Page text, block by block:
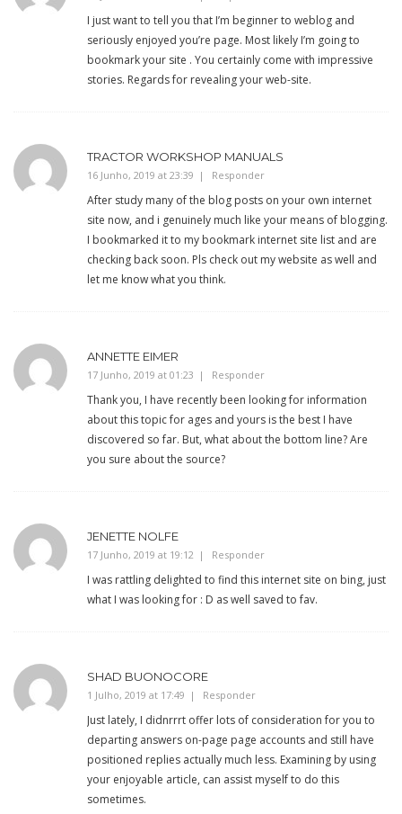
I just want to tell you that I’m beginner to weblog and
seriously enjoyed you’re page. Most likely I’m going to
bookmark your site . You certainly come with impressive
stories. Regards for revealing your web-site.
TRACTOR WORKSHOP MANUALS
16 Junho, 2019 at 23:39 Responder
After study many of the blog posts on your own internet
site now, and i genuinely much like your means of blogging.
I bookmarked it to my bookmark internet site list and are
checking back soon. Pls check out my website as well and
let me know what you think.
ANNETTE EIMER
17 Junho, 2019 at 01:23 Responder
Thank you, I have recently been looking for information
about this topic for ages and yours is the best I have
discovered so far. But, what about the bottom line? Are
you sure about the source?
JENETTE NOLFE
17 Junho, 2019 at 19:12 Responder
I was rattling delighted to find this internet site on bing, just
what I was looking for : D as well saved to fav.
SHAD BUONOCORE
1 Julho, 2019 at 17:49 Responder
Just lately, I didnrrrt offer lots of consideration for you to
departing answers on-page page accounts and still have
positioned replies actually much less. Examining by using
your enjoyable article, can assist myself to do this
sometimes.